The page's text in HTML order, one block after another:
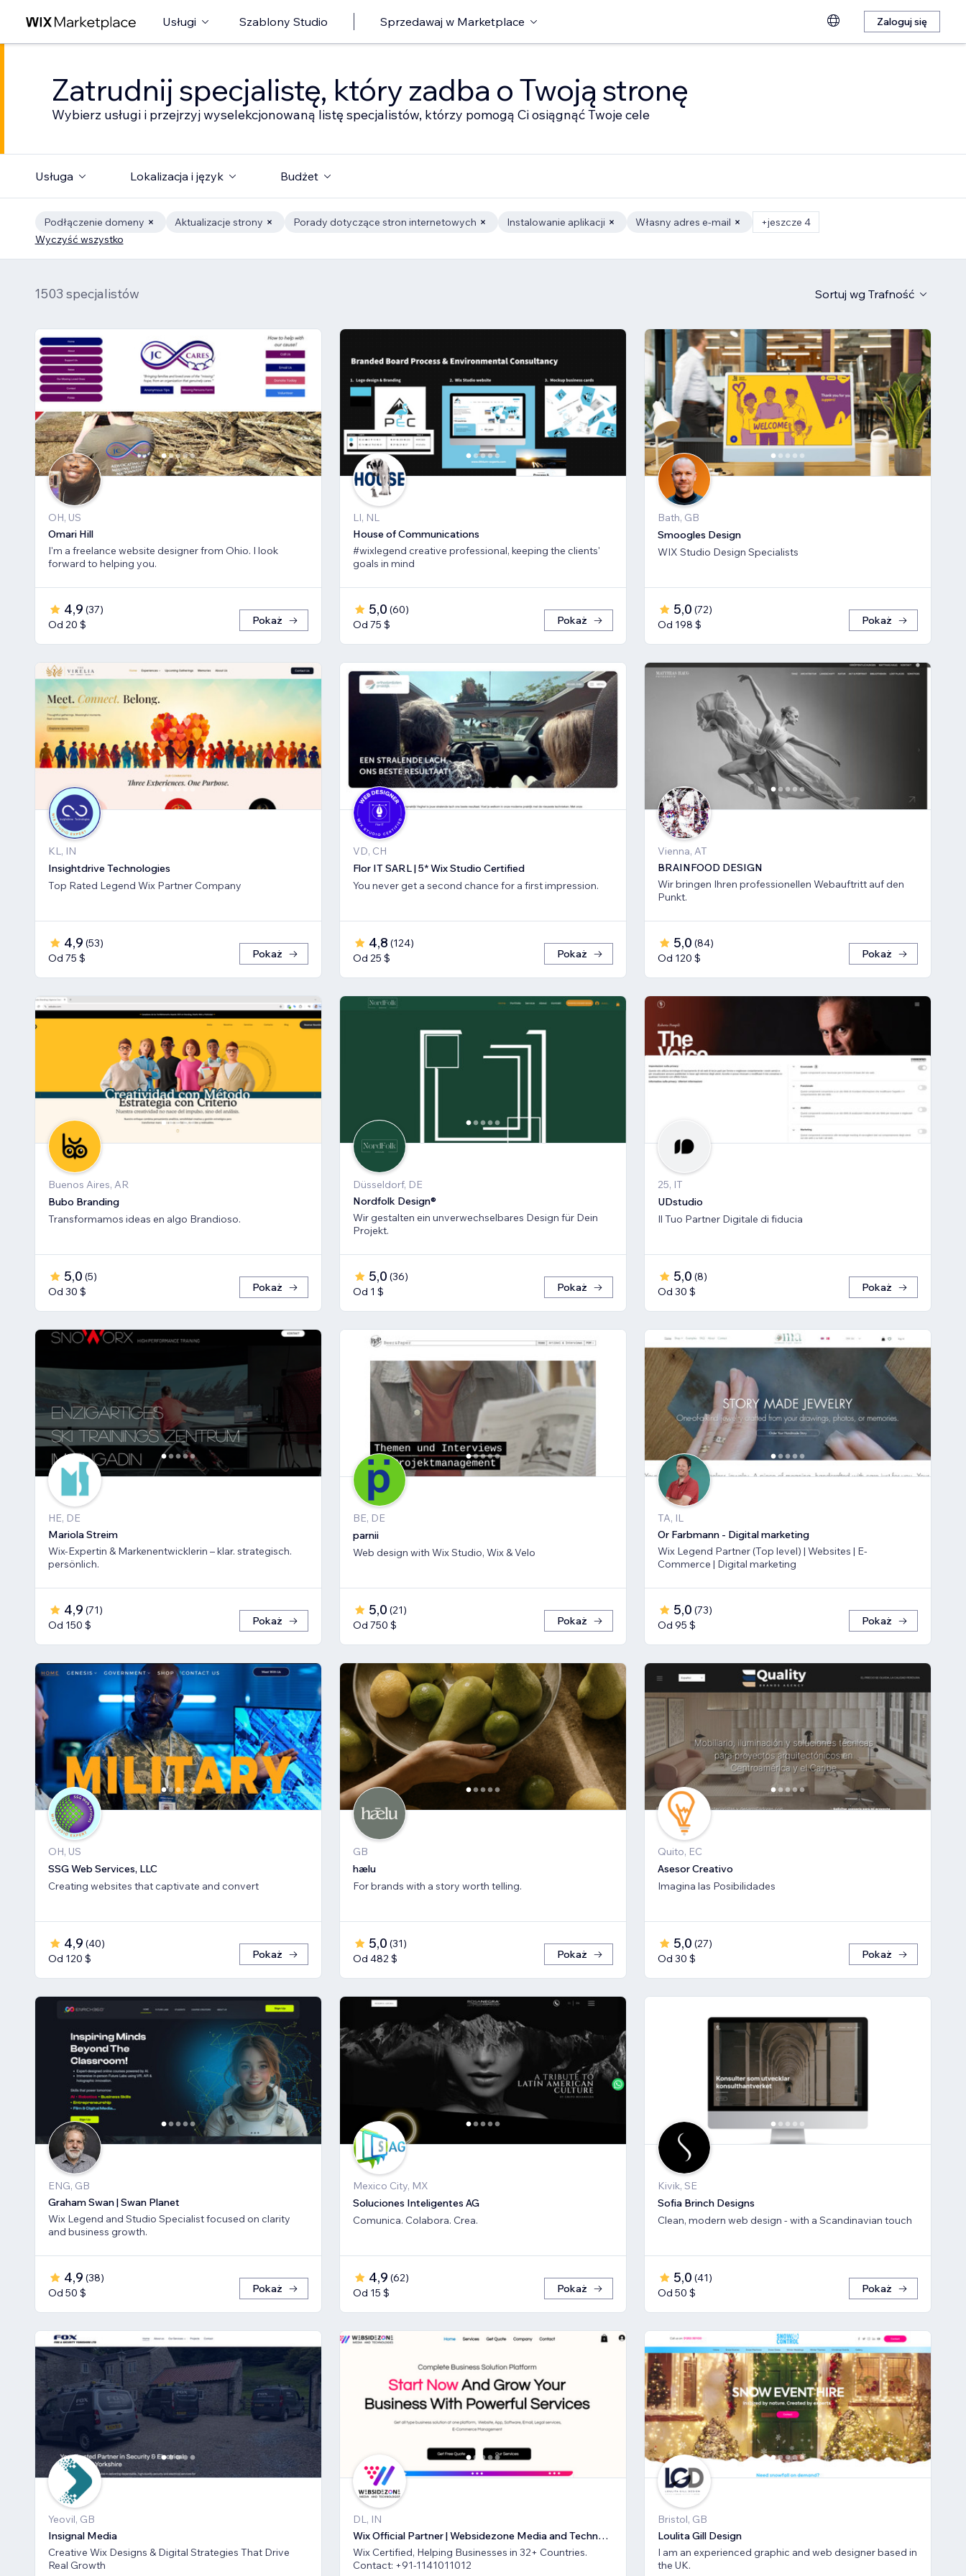
Usługi Szablony Studio Sprzedawaj w Marketplace Zaloguj się
Zatrudnij specjalistę, który zadba o Twoją stronę
Wybierz usługi i przejrzyj wyselekcjonowaną listę specjalistów, którzy pomogą Ci osiągnąć Twoje cele
Usługa Lokalizacja i język Budżet
Podłączenie domeny Aktualizacje strony Porady dotyczące stron internetowych Instalowanie aplikacji Własny adres e-mail
+jeszcze 4
Wyczyść wszystko
1503 specjalistów Sortuj wg Trafność
OH, US
Omari Hill
I'm a freelance website designer from Ohio. I look
forward to helping you.
4,9 (37)
Od 20 $
Pokaż
LI, NL
House of Communications
#wixlegend creative professional, keeping the clients'
goals in mind
5,0 (60)
Od 75 $
Pokaż
Bath, GB
Smoogles Design
WIX Studio Design Specialists
5,0 (72)
Od 198 $
Pokaż
KL, IN
Insightdrive Technologies
Top Rated Legend Wix Partner Company
4,9 (53)
Od 75 $
Pokaż
VD, CH
Flor IT SARL | 5* Wix Studio Certified
You never get a second chance for a first impression.
4,8 (124)
Od 25 $
Pokaż
Vienna, AT
BRAINFOOD DESIGN
Wir bringen Ihren professionellen Webauftritt auf den
Punkt.
5,0 (84)
Od 120 $
Pokaż
Buenos Aires, AR
Bubo Branding
Transformamos ideas en algo Brandioso.
5,0 (5)
Od 30 $
Pokaż
Düsseldorf, DE
Nordfolk Design®
Wir gestalten ein unverwechselbares Design für Dein
Projekt.
5,0 (36)
Od 1 $
Pokaż
25, IT
UDstudio
Il Tuo Partner Digitale di fiducia
5,0 (8)
Od 30 $
Pokaż
HE, DE
Mariola Streim
Wix-Expertin & Markenentwicklerin – klar. strategisch.
persönlich.
4,9 (71)
Od 150 $
Pokaż
BE, DE
parnii
Web design with Wix Studio, Wix & Velo
5,0 (21)
Od 750 $
Pokaż
TA, IL
Or Farbmann - Digital marketing
Wix Legend Partner (Top level) | Websites | E-
Commerce | Digital marketing
5,0 (73)
Od 95 $
Pokaż
OH, US
SSG Web Services, LLC
Creating websites that captivate and convert
4,9 (40)
Od 120 $
Pokaż
GB
hælu
For brands with a story worth telling.
5,0 (31)
Od 482 $
Pokaż
Quito, EC
Asesor Creativo
Imagina las Posibilidades
5,0 (27)
Od 30 $
Pokaż
ENG, GB
Graham Swan | Swan Planet
Wix Legend and Studio Specialist focused on clarity
and business growth.
4,9 (38)
Od 50 $
Pokaż
Mexico City, MX
Soluciones Inteligentes AG
Comunica. Colabora. Crea.
4,9 (62)
Od 15 $
Pokaż
Kivik, SE
Sofia Brinch Designs
Clean, modern web design - with a Scandinavian touch
5,0 (41)
Od 50 $
Pokaż
Yeovil, GB
Insignal Media
Creative Wix Designs & Digital Strategies That Drive
Real Growth
DL, IN
Wix Official Partner | Websidezone Media and Technologies Pvt Ltd
Wix Certified, Helping Businesses in 32+ Countries.
Contact: +91-1141011012
Bristol, GB
Loulita Gill Design
I am an experienced graphic and web designer based in
the UK.